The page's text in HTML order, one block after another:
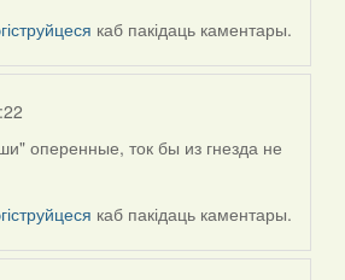
каб пакідаць каментары.
оперенные, ток бы из гнезда не
каб пакідаць каментары.